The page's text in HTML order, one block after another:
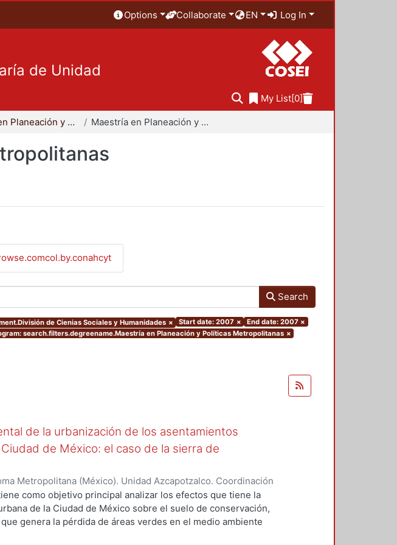
Options Collaborate EN Log In
de Unidad
My List[0]
Maestría en Planeación y Políticas Metropolitanas Maestría en Planeación y Políticas Metropolitanas
Search
de Cienias Sociales y Humanidades × Start date: 2007 × End date: 2007 ×
search.filters.degreename.Maestría en Planeación y Políticas Metropolitanas ×
de la urbanización de los asentamientos
de México: el caso de la sierra de
Metropolitana (México). Unidad Azcapotzalco. Coordinación
,2007-07) Cueto Mújica, Francisco Antonio
como objetivo principal analizar los efectos que tiene la
de la Ciudad de México sobre el suelo de conservación,
genera la pérdida de áreas verdes en el medio ambiente